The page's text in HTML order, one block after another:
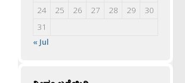
24
25 26 27 28 29
30
31
« Jul